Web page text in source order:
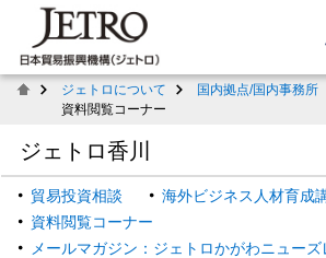
ジェトロについて 国内拠点/国内事務所
資料閲覧コーナー
ジェトロ香川
貿易投資相談
海外ビジネス人材育成
資料閲覧コーナー
メールマガジン：ジェトロかがわニューズ